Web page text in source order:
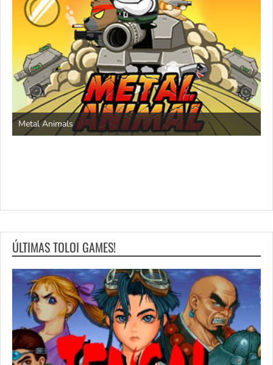
Metal Animals
ÚLTIMAS TOLOI GAMES!